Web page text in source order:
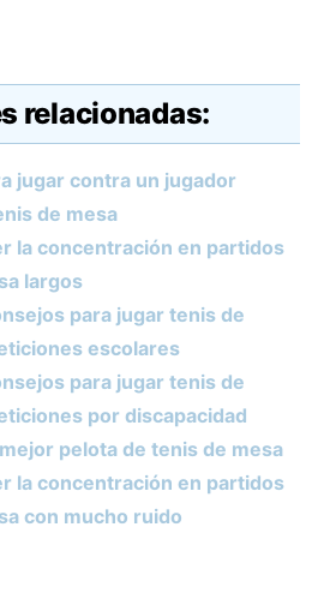
relacionadas:
jugar contra un jugador
de mesa
la concentración en partidos
largos
para jugar tenis de
escolares
para jugar tenis de
por discapacidad
pelota de tenis de mesa
la concentración en partidos
con mucho ruido